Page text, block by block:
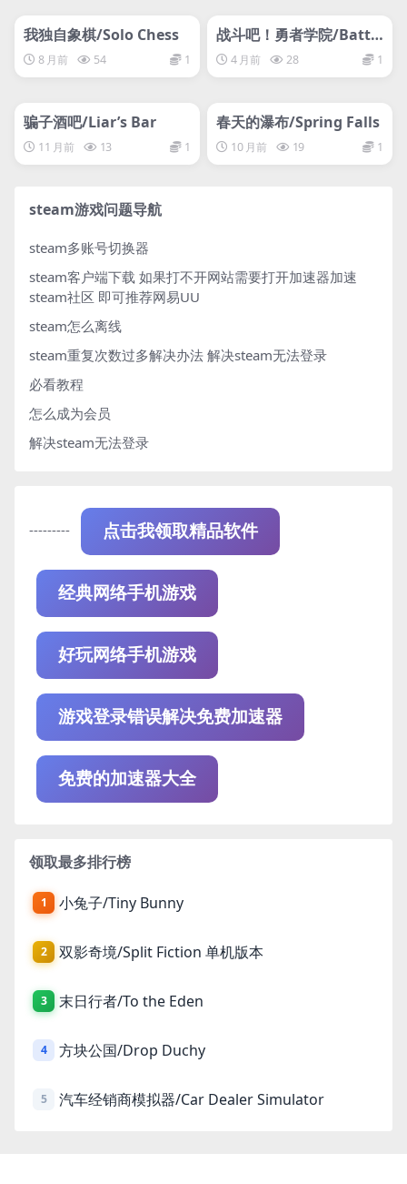
网盘下载游戏
我独自象棋/Solo Chess
8 月前 54 1
网盘下载游戏
战斗吧！勇者学院/Battle
On! Hero Academy
4 月前 28 1
网盘下载游戏
骗子酒吧/Liar’s Bar
11 月前 13 1
网盘下载游戏
春天的瀑布/Spring Falls
10 月前 19 1
steam游戏问题导航
steam多账号切换器
steam客户端下载 如果打不开网站需要打开加速器加速
steam社区 即可推荐网易UU
steam怎么离线
steam重复次数过多解决办法 解决steam无法登录
必看教程
怎么成为会员
解决steam无法登录
--------- 点击我领取精品软件
经典网络手机游戏
好玩网络手机游戏
游戏登录错误解决免费加速器
免费的加速器大全
领取最多排行榜
1 小兔子/Tiny Bunny
2 双影奇境/Split Fiction 单机版本
3 末日行者/To the Eden
4 方块公国/Drop Duchy
5 汽车经销商模拟器/Car Dealer Simulator